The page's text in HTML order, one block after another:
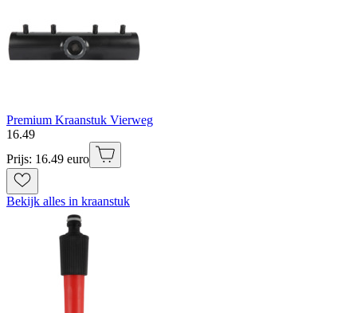
Premium Kraanstuk Vierweg
16.49
Prijs: 16.49 euro
Bekijk alles in kraanstuk